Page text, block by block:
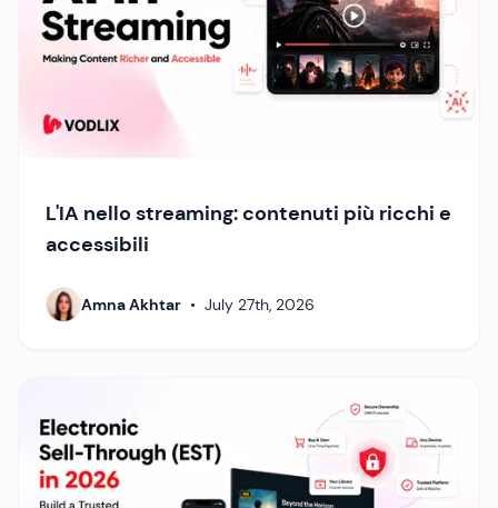
L'IA nello streaming: contenuti più ricchi e
accessibili
Amna Akhtar • July 27th, 2026